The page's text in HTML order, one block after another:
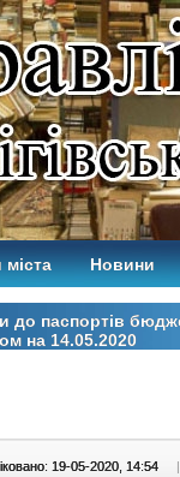
міста Новини
до паспортів
на 14.05.2020
19-05-2020, 14:54 |